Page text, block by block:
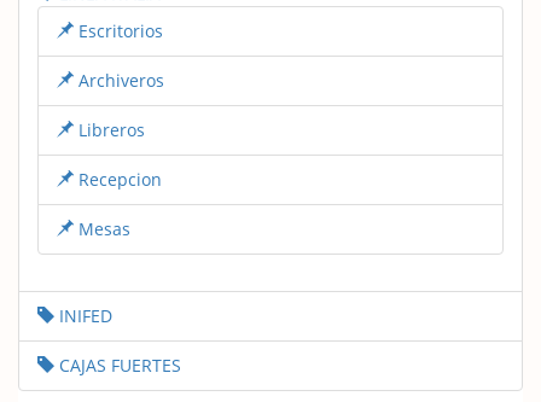
Escritorios
Archiveros
Libreros
Recepcion
Mesas
INIFED
CAJAS FUERTES